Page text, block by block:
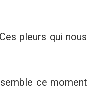
pleurs qui nous
ce moment